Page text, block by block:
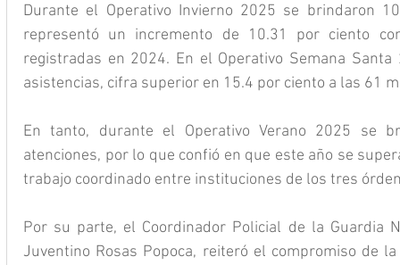
Durante el Operativo Invierno 2025 se brindaron
representó un incremento de 10.31 por ciento
registradas en 2024. En el Operativo Semana
asistencias, cifra superior en 15.4 por ciento a las 61
En tanto, durante el Operativo Verano 2025 se
atenciones, por lo que confió en que este año se
trabajo coordinado entre instituciones de los tres
Por su parte, el Coordinador Policial de la Guardia
Juventino Rosas Popoca, reiteró el compromiso de